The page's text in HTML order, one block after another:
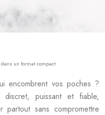
un format compact
encombrent vos poches ?
puissant et fiable,
sans compromettre